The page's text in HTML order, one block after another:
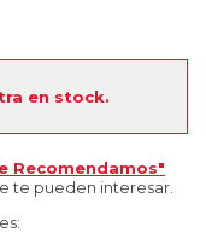
en stock.
Recomendamos"
te pueden interesar.